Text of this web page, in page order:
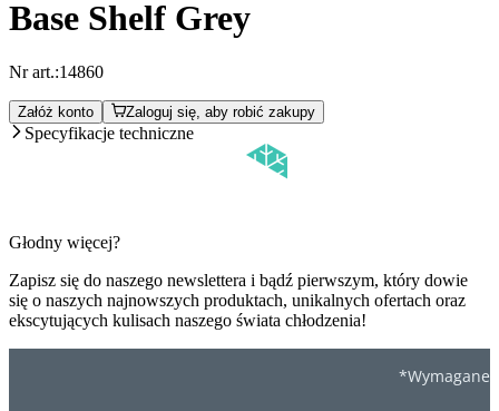
Base Shelf Grey
Nr art.:14860
Załóż konto Zaloguj się, aby robić zakupy
Specyfikacje techniczne
Głodny więcej?
Zapisz się do naszego newslettera i bądź pierwszym, który dowie
się o naszych najnowszych produktach, unikalnych ofertach oraz
ekscytujących kulisach naszego świata chłodzenia!
*Wymagane